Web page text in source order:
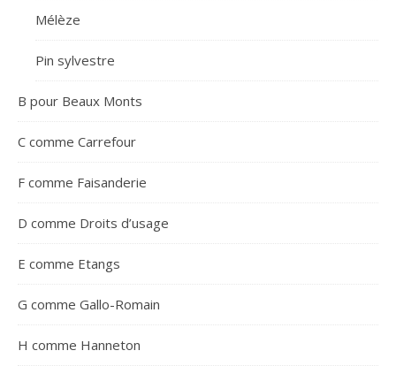
Mélèze
Pin sylvestre
B pour Beaux Monts
C comme Carrefour
F comme Faisanderie
D comme Droits d’usage
E comme Etangs
G comme Gallo-Romain
H comme Hanneton